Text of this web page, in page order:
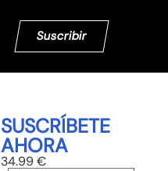
Suscribir
SUSCRÍBETE
AHORA
34.99 €